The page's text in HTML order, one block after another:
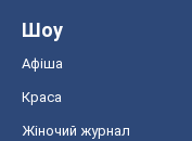
Шоу
Афіша
Краса
Жіночий журнал